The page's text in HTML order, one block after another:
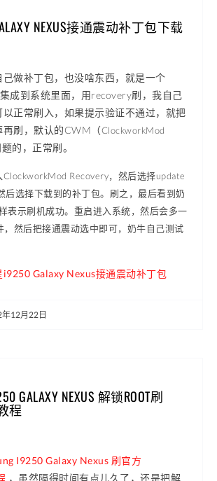
NEXUS接通震动补丁包下载
做补丁包，也没啥东西，就是一个
成到系统里面，用recovery刷，我自己
正常刷入，如果提示验证不通过，就把
刷，默认的CWM（ClockworkMod
的，正常刷。
ClockworkMod Recovery，然后选择update
后选择下载到的补丁包。刷之，最后看到奶
表示刷机成功。重启进入系统，然后会多一
，然后把接通震动选中即可， 奶牛自己测试
i9250 Galaxy Nexus接通震动补丁包
12月22日
GALAXY NEXUS 解锁ROOT刷
程
I9250 Galaxy Nexus 刷官方
，虽然隔得时间有点儿久了，还是把解